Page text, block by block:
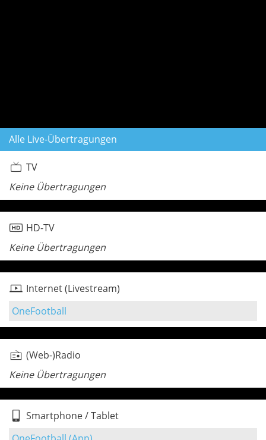
Alle Live-Übertragungen
TV
Keine Übertragungen
HD-TV
Keine Übertragungen
Internet (Livestream)
OneFootball
(Web-)Radio
Keine Übertragungen
Smartphone / Tablet